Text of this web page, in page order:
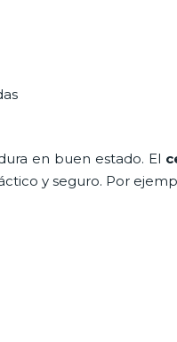
en buen estado. El
y seguro. Por